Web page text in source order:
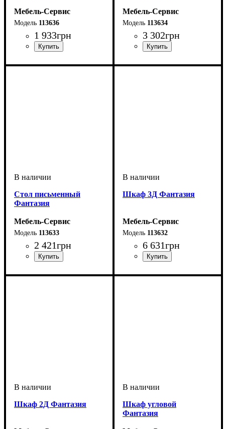
Мебель-Сервис
113636
1 933грн
Мебель-Сервис
113634
3 302грн
Стол письменный
Фантазия
Мебель-Сервис
113633
2 421грн
Шкаф 3Д Фантазия
Мебель-Сервис
113632
6 631грн
Шкаф 2Д Фантазия
Шкаф угловой
Фантазия